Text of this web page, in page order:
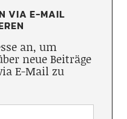
VIA E-MAIL
an, um
neue Beiträge
E-Mail zu